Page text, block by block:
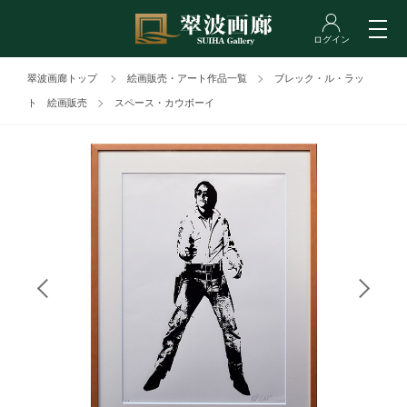
翠波画廊トップ 絵画販売・アート作品一覧 ブレック・ル・ラッ
ト 絵画販売 スペース・カウボーイ